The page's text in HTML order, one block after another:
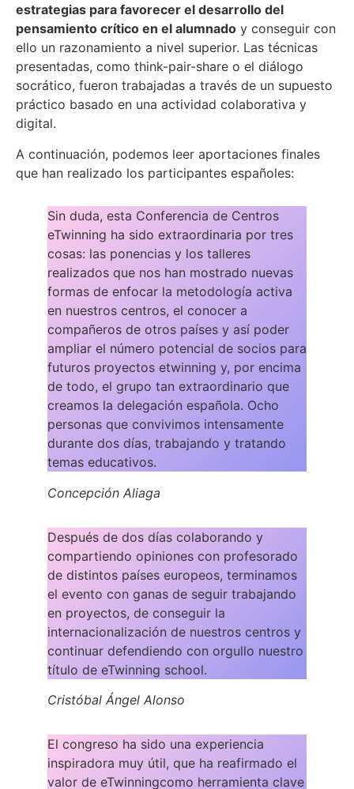
estrategias para favorecer el desarrollo del
pensamiento crítico en el alumnado y conseguir con
ello un razonamiento a nivel superior. Las técnicas
presentadas, como think-pair-share o el diálogo
socrático, fueron trabajadas a través de un supuesto
práctico basado en una actividad colaborativa y
digital.
A continuación, podemos leer aportaciones finales
que han realizado los participantes españoles:
Sin duda, esta Conferencia de Centros
eTwinning ha sido extraordinaria por tres
cosas: las ponencias y los talleres
realizados que nos han mostrado nuevas
formas de enfocar la metodología activa
en nuestros centros, el conocer a
compañeros de otros países y así poder
ampliar el número potencial de socios para
futuros proyectos etwinning y, por encima
de todo, el grupo tan extraordinario que
creamos la delegación española. Ocho
personas que convivimos intensamente
durante dos días, trabajando y tratando
temas educativos.
Concepción Aliaga
Después de dos días colaborando y
compartiendo opiniones con profesorado
de distintos países europeos, terminamos
el evento con ganas de seguir trabajando
en proyectos, de conseguir la
internacionalización de nuestros centros y
continuar defendiendo con orgullo nuestro
título de eTwinning school.
Cristóbal Ángel Alonso
El congreso ha sido una experiencia
inspiradora muy útil, que ha reafirmado el
valor de eTwinningcomo herramienta clave